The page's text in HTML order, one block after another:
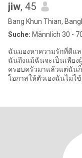
jiw, 45
Bang Khun Thian,
Suche: Männlich 30 -
ฉันมองหาความรักที่ดีแ
ฉันถึงแม้ฉันจะเป็นเพีย
ครอบครัวมาแล้วแต่ฉัน
โอกาสให้ตัวเองฉันไม่ใ